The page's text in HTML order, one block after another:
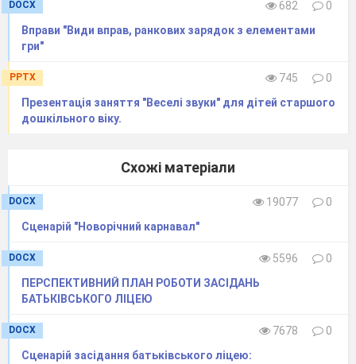
DOCX 682
0
Вправи "Види вправ, ранкових зарядок з елементами
гри"
PPTX 745
0
Презентація заняття "Веселі звуки" для дітей старшого
дошкільного віку.
Схожі матеріали
DOCX 19077
0
Сценарій "Новорічний карнавал"
DOCX 5596
0
ПЕРСПЕКТИВНИЙ ПЛАН РОБОТИ ЗАСІДАНЬ
БАТЬКІВСЬКОГО ЛІЦЕЮ
DOCX 7678
0
Сценарій засідання батьківського ліцею: